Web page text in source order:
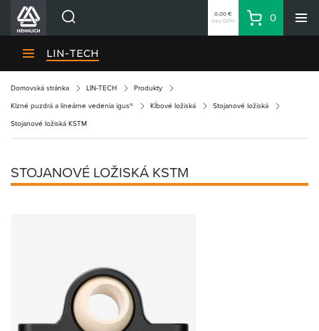
Divízie HENNLICH
Kariéra
Kontakty
Priemyselný park HENNLICH
Zone
0,00 €
bez DPH
Košík
0
LIN-TECH
Domovská stránka LIN-TECH Produkty
Klzné puzdrá a lineárne vedenia igus® Kĺbové ložiská Stojanové ložiská
Stojanové ložiská KSTM
STOJANOVÉ LOŽISKÁ KSTM